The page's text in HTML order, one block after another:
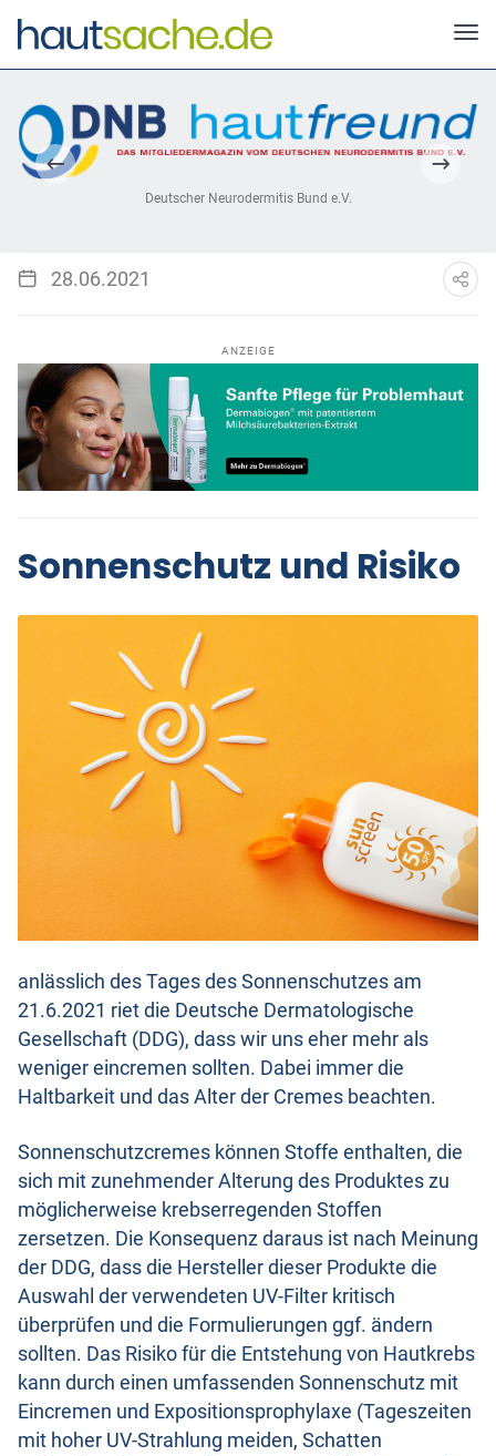
Deutscher Neurodermitis Bund e.V.
28.06.2021
ANZEIGE
Sonnenschutz und Risiko
anlässlich des Tages des Sonnenschutzes am
21.6.2021 riet die Deutsche Dermatologische
Gesellschaft (DDG), dass wir uns eher mehr als
weniger eincremen sollten. Dabei immer die
Haltbarkeit und das Alter der Cremes beachten.
Sonnenschutzcremes können Stoffe enthalten, die
sich mit zunehmender Alterung des Produktes zu
möglicherweise krebserregenden Stoffen
zersetzen. Die Konsequenz daraus ist nach Meinung
der DDG, dass die Hersteller dieser Produkte die
Auswahl der verwendeten UV-Filter kritisch
überprüfen und die Formulierungen ggf. ändern
sollten. Das Risiko für die Entstehung von Hautkrebs
kann durch einen umfassenden Sonnenschutz mit
Eincremen und Expositionsprophylaxe (Tageszeiten
mit hoher UV-Strahlung meiden, Schatten